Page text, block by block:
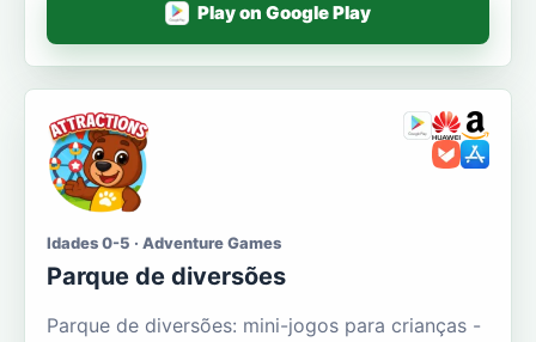
Play on Google Play
Idades 0-5 · Adventure Games
Parque de diversões
Parque de diversões: mini-jogos para crianças -